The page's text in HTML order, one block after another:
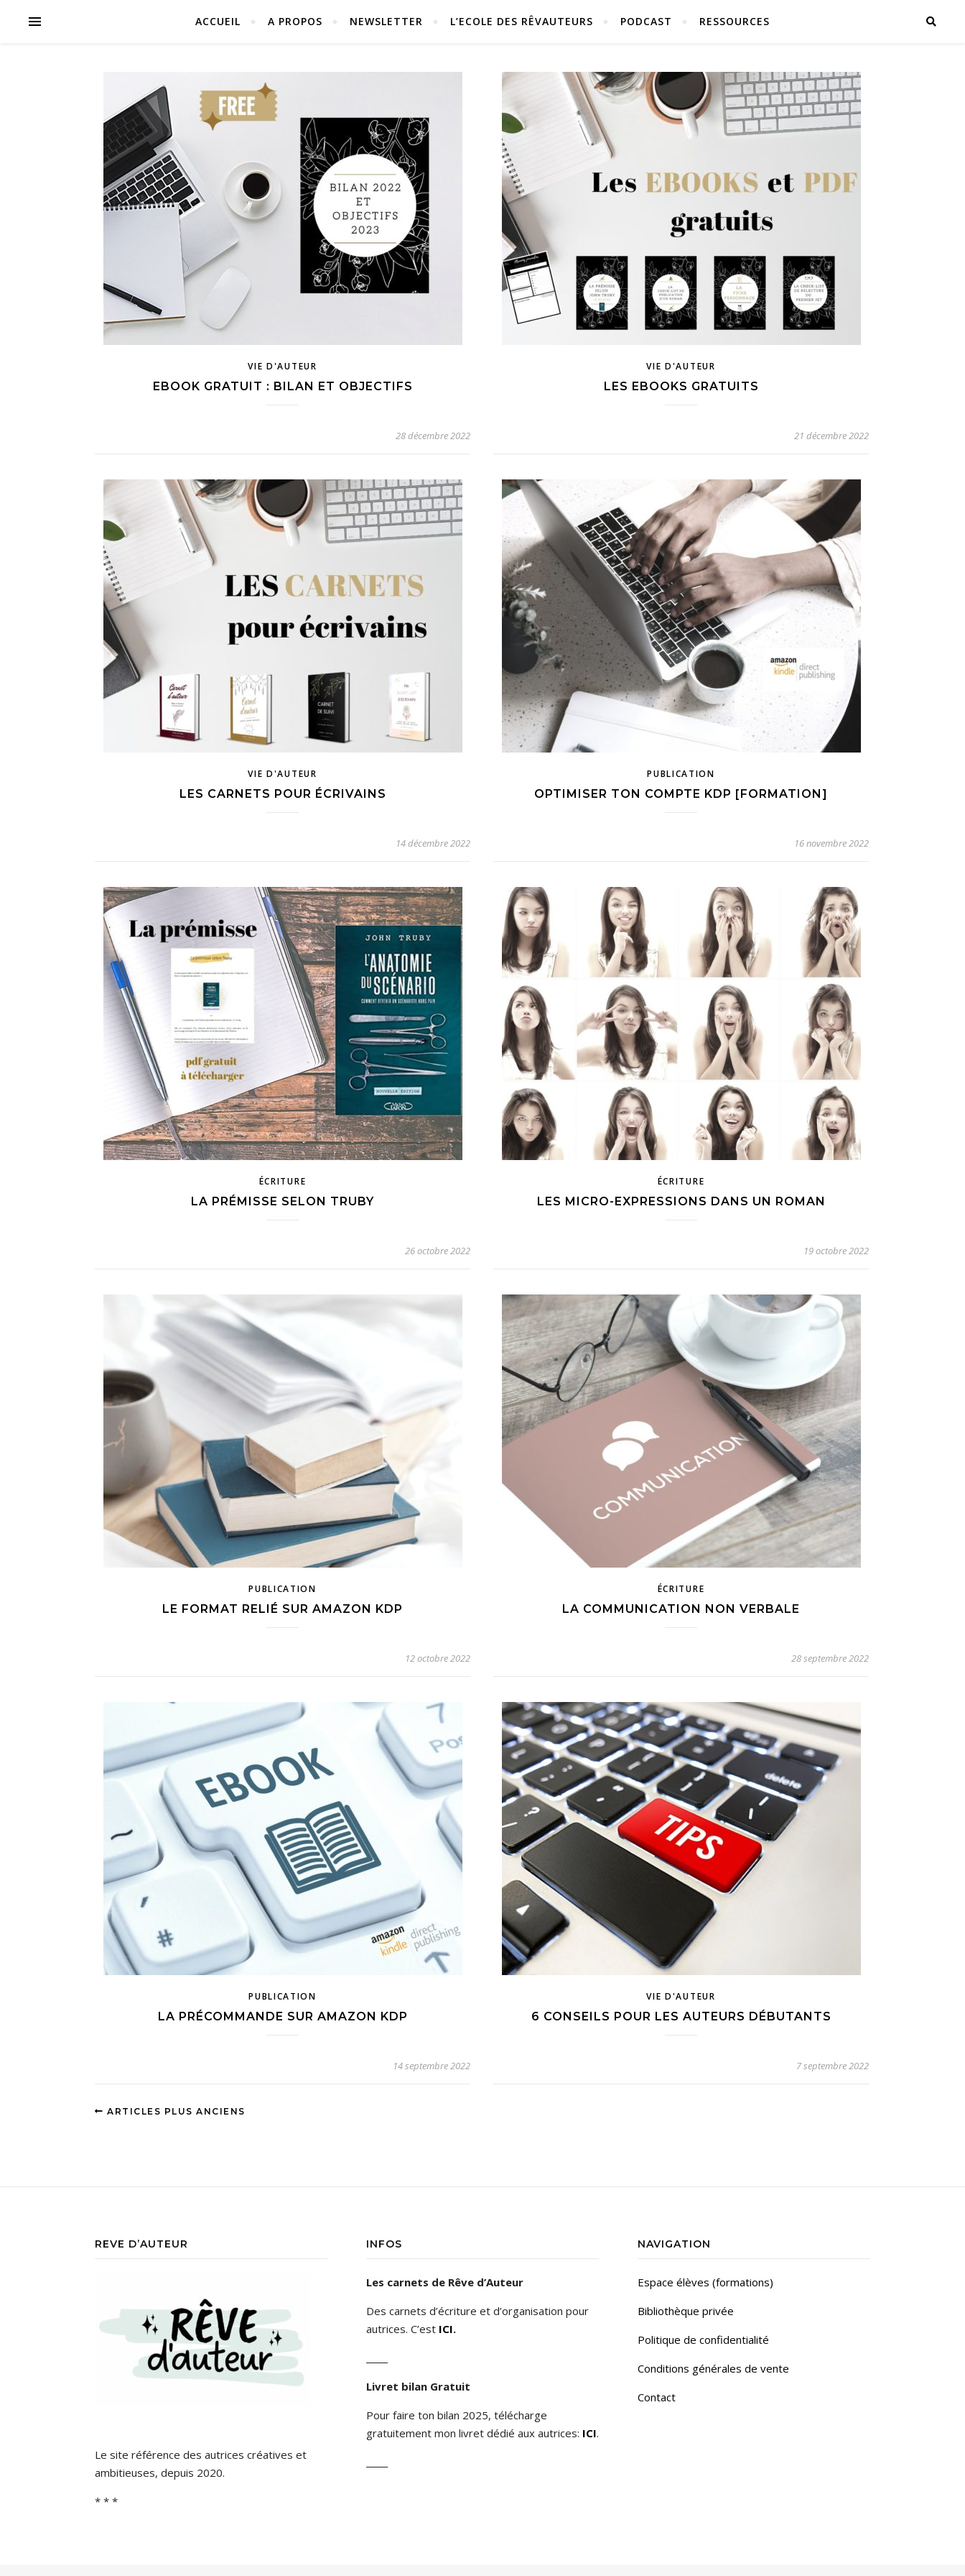
ACCUEIL A PROPOS NEWSLETTER L’ECOLE DES RÊVAUTEURS PODCAST RESSOURCES
VIE D'AUTEUR
EBOOK GRATUIT : BILAN ET OBJECTIFS
28 décembre 2022
VIE D'AUTEUR
LES EBOOKS GRATUITS
21 décembre 2022
VIE D'AUTEUR
LES CARNETS POUR ÉCRIVAINS
14 décembre 2022
PUBLICATION
OPTIMISER TON COMPTE KDP [FORMATION]
16 novembre 2022
ÉCRITURE
LA PRÉMISSE SELON TRUBY
26 octobre 2022
ÉCRITURE
LES MICRO-EXPRESSIONS DANS UN ROMAN
19 octobre 2022
PUBLICATION
LE FORMAT RELIÉ SUR AMAZON KDP
12 octobre 2022
ÉCRITURE
LA COMMUNICATION NON VERBALE
28 septembre 2022
PUBLICATION
LA PRÉCOMMANDE SUR AMAZON KDP
14 septembre 2022
VIE D'AUTEUR
6 CONSEILS POUR LES AUTEURS DÉBUTANTS
7 septembre 2022
ARTICLES PLUS ANCIENS
REVE D’AUTEUR
Le site référence des autrices créatives et
ambitieuses, depuis 2020.
* * *
INFOS
Les carnets de Rêve d’Auteur
Des carnets d’écriture et d’organisation pour
autrices. C’est ICI.
Livret bilan Gratuit
Pour faire ton bilan 2025, télécharge
gratuitement mon livret dédié aux autrices: ICI.
NAVIGATION
Espace élèves (formations)
Bibliothèque privée
Politique de confidentialité
Conditions générales de vente
Contact